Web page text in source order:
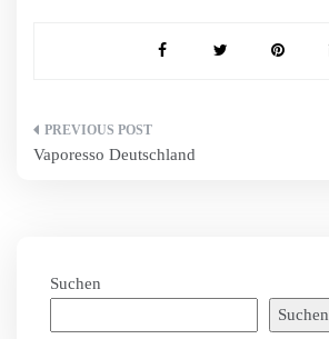
Beitragsnavigation
Vaporesso Deutschland
Suchen
Suchen